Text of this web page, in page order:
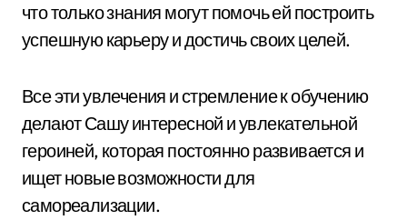
что только знания могут помочь ей построить
успешную карьеру и достичь своих целей.
Все эти увлечения и стремление к обучению
делают Сашу интересной и увлекательной
героиней, которая постоянно развивается и
ищет новые возможности для
самореализации.